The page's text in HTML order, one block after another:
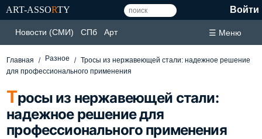
ART-ASSORTY Войти
Новости (СМИ) СПб Арт ☰ Меню
Главная Разное
Тросы из нержавеющей стали: надежное решение
для профессионального применения
Тросы из нержавеющей стали:
надежное решение для
профессионального применения